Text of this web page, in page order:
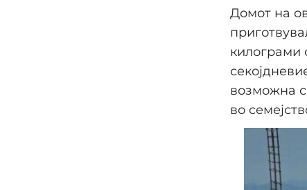
Домот на
килограми
возможна
во